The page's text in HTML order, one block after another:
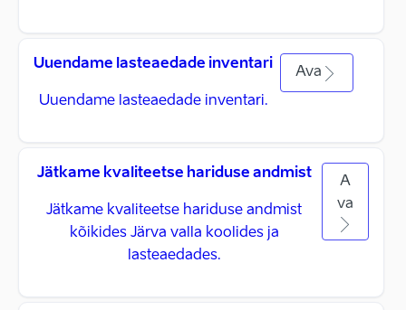
Uuendame lasteaedade inventari
Uuendame lasteaedade inventari.
Ava
Jätkame kvaliteetse hariduse andmist
Jätkame kvaliteetse hariduse andmist
kõikides Järva valla koolides ja
lasteaedades.
A
va